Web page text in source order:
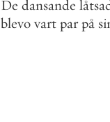
De dansande
blevo vart par på